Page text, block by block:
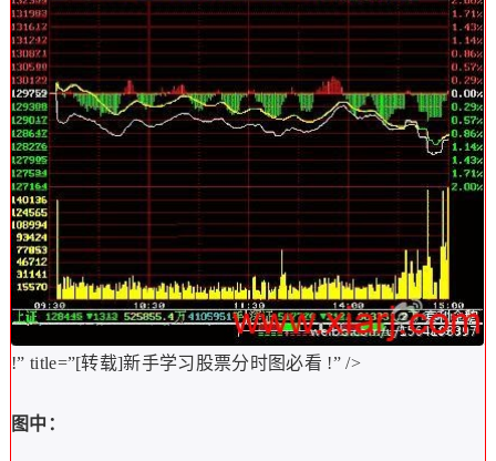
!” title=”[转载]新手学习股票分时图必看 !” />
图中：